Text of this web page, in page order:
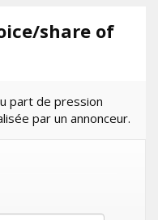
share of
part de pression
par un annonceur.